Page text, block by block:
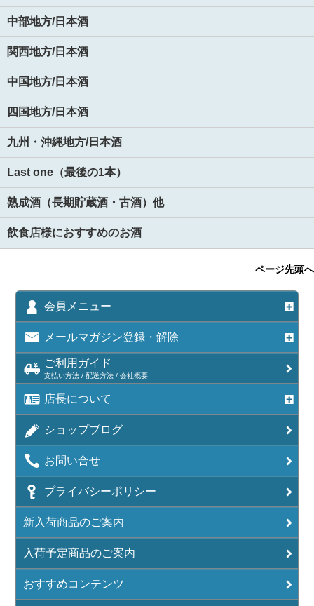
中部地方/日本酒
関西地方/日本酒
中国地方/日本酒
四国地方/日本酒
九州・沖縄地方/日本酒
Last one（最後の1本）
熟成酒（長期貯蔵酒・古酒）他
飲食店様におすすめのお酒
ページ先頭へ
会員メニュー
メールマガジン登録・解除
ご利用ガイド
支払い方法 / 配送方法 / 会社概要
店長について
ショップブログ
お問い合せ
プライバシーポリシー
新入荷商品のご案内
入荷予定商品のご案内
おすすめコンテンツ